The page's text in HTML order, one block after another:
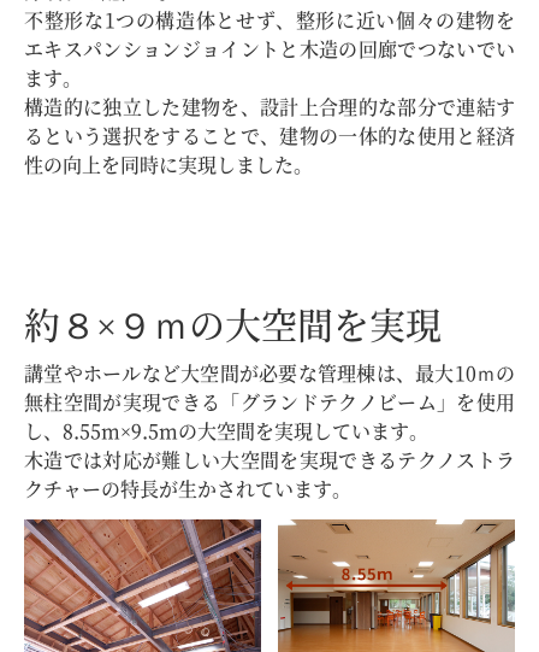
不整形な1つの構造体とせず、整形に近い個々の建物を
エキスパンションジョイントと木造の回廊でつないでい
ます。
構造的に独立した建物を、設計上合理的な部分で連結す
るという選択をすることで、建物の一体的な使用と経済
性の向上を同時に実現しました。
約８×９ｍの大空間を実現
講堂やホールなど大空間が必要な管理棟は、最大10ｍの
無柱空間が実現できる「グランドテクノビーム」を使用
し、8.55m×9.5mの大空間を実現しています。
木造では対応が難しい大空間を実現できるテクノストラ
クチャーの特長が生かされています。